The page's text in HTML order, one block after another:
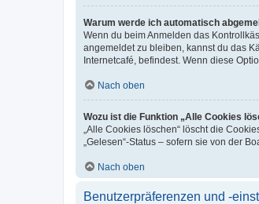
Warum werde ich automatisch
Wenn du beim Anmelden das
angemeldet zu bleiben, kannst du das
Internetcafé, befindest. Wenn diese
Nach oben
Wozu ist die Funktion „Alle Cookies
„Alle Cookies löschen“ löscht die
„Gelesen“-Status – sofern sie von der
Nach oben
Benutzerpräferenzen und -